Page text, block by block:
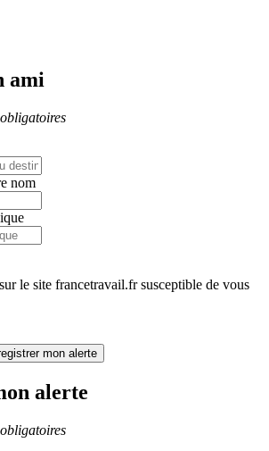
ami
nom
le site francetravail.fr susceptible de vous
mon alerte
alerte